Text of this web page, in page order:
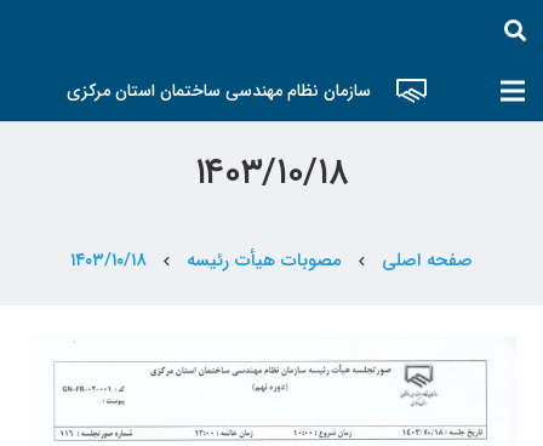
سازمان نظام مهندسی ساختمان استان مرکزی
۱۴۰۳/۱۰/۱۸
صفحه اصلی chevron_left مصوبات هیأت رئیسه chevron_left ۱۴۰۳/۱۰/۱۸